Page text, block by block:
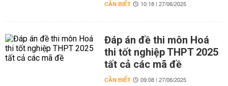
CẦN BIẾT 10:18 | 27/06/2025
Đáp án đề thi môn Hoá
thi tốt nghiệp THPT 2025
tất cả các mã đề
CẦN BIẾT 09:08 | 27/06/2025